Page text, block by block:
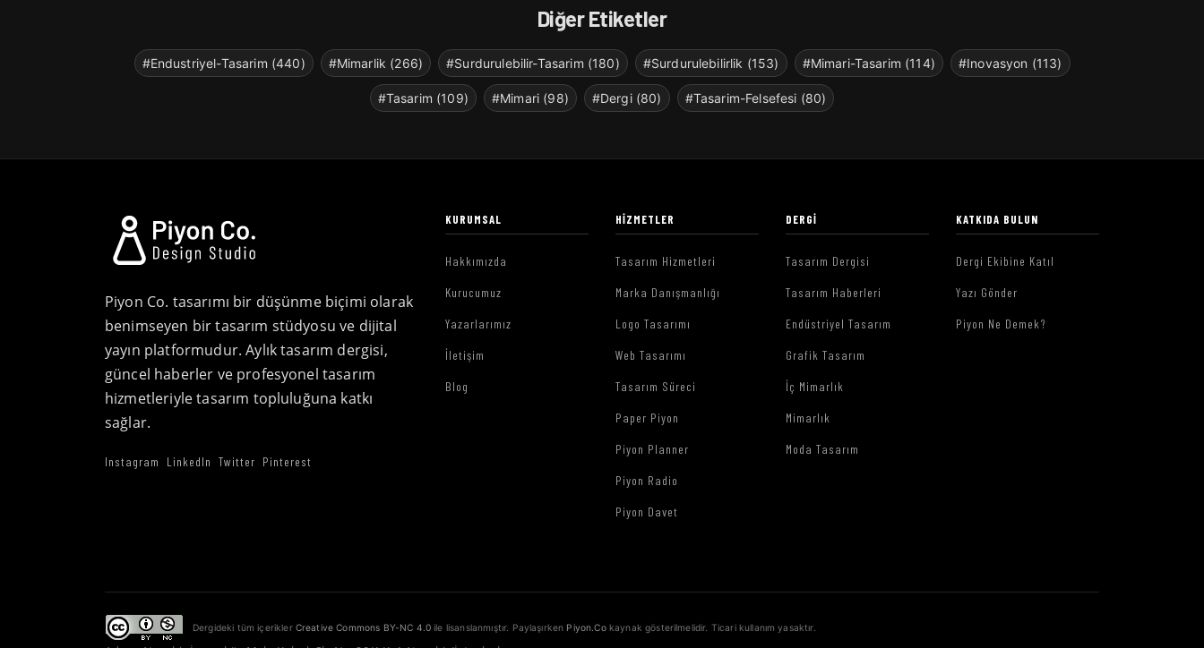
Diğer Etiketler
#Endustriyel-Tasarim (440) #Mimarlik (266) #Surdurulebilir-Tasarim (180) #Surdurulebilirlik (153) #Mimari-Tasarim (114) #Inovasyon (113)
#Tasarim (109) #Mimari (98) #Dergi (80) #Tasarim-Felsefesi (80)
Piyon Co. tasarımı bir düşünme biçimi olarak
benimseyen bir tasarım stüdyosu ve dijital
yayın platformudur. Aylık tasarım dergisi,
güncel haberler ve profesyonel tasarım
hizmetleriyle tasarım topluluğuna katkı
sağlar.
Instagram LinkedIn Twitter Pinterest
KURUMSAL
Hakkımızda
Kurucumuz
Yazarlarımız
İletişim
Blog
HIZMETLER
Tasarım Hizmetleri
Marka Danışmanlığı
Logo Tasarımı
Web Tasarımı
Tasarım Süreci
Paper Piyon
Piyon Planner
Piyon Radio
Piyon Davet
DERGI
Tasarım Dergisi
Tasarım Haberleri
Endüstriyel Tasarım
Grafik Tasarım
İç Mimarlık
Mimarlık
Moda Tasarım
KATKIDA BULUN
Dergi Ekibine Katıl
Yazı Gönder
Piyon Ne Demek?
Dergideki tüm içerikler Creative Commons BY-NC 4.0 ile lisanslanmıştır. Paylaşırken Piyon.Cokaynak gösterilmelidir. Ticari kullanım yasaktır.